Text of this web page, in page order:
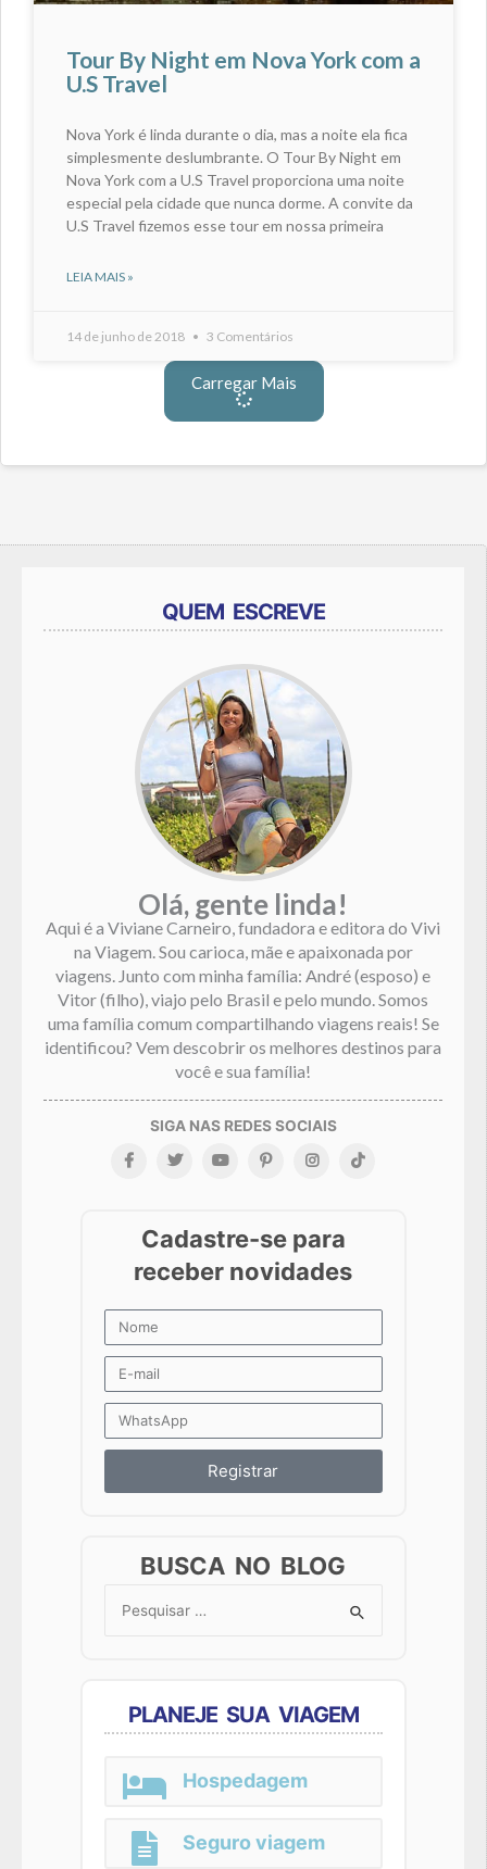
Tour By Night em Nova York com a
U.S Travel
Nova York é linda durante o dia, mas a noite ela fica
simplesmente deslumbrante. O Tour By Night em
Nova York com a U.S Travel proporciona uma noite
especial pela cidade que nunca dorme. A convite da
U.S Travel fizemos esse tour em nossa primeira
LEIA MAIS »
14 de junho de 2018 3 Comentários
Carregar Mais
QUEM ESCREVE
Olá, gente linda!
Aqui é a Viviane Carneiro, fundadora e editora do Vivi
na Viagem. Sou carioca, mãe e apaixonada por
viagens. Junto com minha família: André (esposo) e
Vitor (filho), viajo pelo Brasil e pelo mundo. Somos
uma família comum compartilhando viagens reais! Se
identificou? Vem descobrir os melhores destinos para
você e sua família!
Registrar
BUSCA NO BLOG
Search
PLANEJE SUA VIAGEM
Hospedagem
Seguro viagem